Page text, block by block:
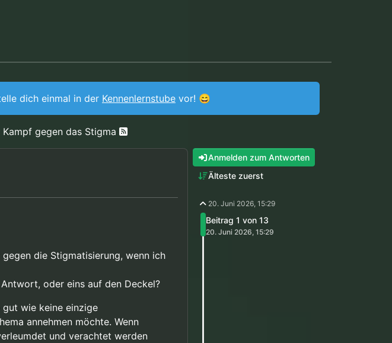
dich einmal in der Kennenlernstube vor! 😄
Kampf gegen das Stigma
die Stigmatisierung, wenn ich
oder eins auf den Deckel?
wie keine einzige
annehmen möchte. Wenn
und verachtet werden
Anmelden zum Antworten
Älteste zuerst
20. Juni 2026, 15:29
Beitrag 1 von 13
20. Juni 2026, 15:29